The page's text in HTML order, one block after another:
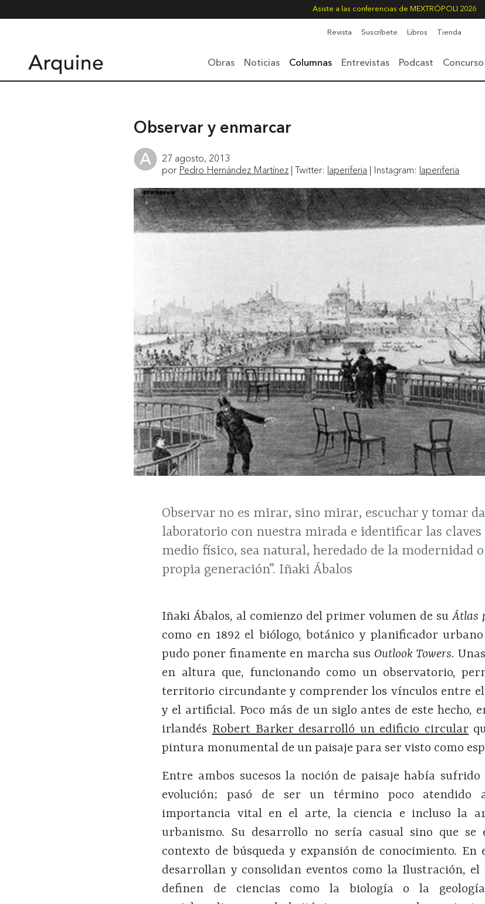
Asiste a las conferencias de MEXTRÓPOLI 2026
Revista Suscríbete Libros Tienda
Obras Noticias Columnas Entrevistas Podcast Concurso
Observar y enmarcar
27 agosto, 2013
por Pedro Hernández Martínez | Twitter: laperiferia | Instagram: laperiferia
Observar no es mirar, sino mirar, escuchar y tomar
laboratorio con nuestra mirada e identificar las
medio físico, sea natural, heredado de la modernidad
propia generación”. Iñaki Ábalos
Iñaki Ábalos, al comienzo del primer volumen de suÁtlas
como en 1892 el biólogo, botánico y planificador
pudo poner finamente en marcha sus Outlook Towers.
en altura que, funcionando como un observatorio,
territorio circundante y comprender los vínculos entre
y el artificial. Poco más de un siglo antes de este hecho,
irlandés Robert Barker desarrolló un edificio circular
pintura monumental de un paisaje para ser visto como
Entre ambos sucesos la noción de paisaje había
evolución; pasó de ser un término poco atendido
importancia vital en el arte, la ciencia e incluso la
urbanismo. Su desarrollo no sería casual sino que se
contexto de búsqueda y expansión de conocimiento. En
desarrollan y consolidan eventos como la Ilustración, el
definen de ciencias como la biología o la